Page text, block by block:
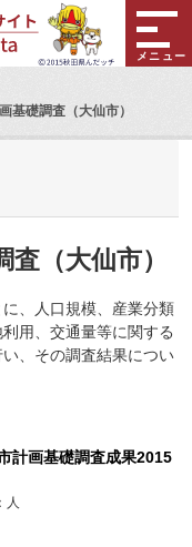
メニュー
基礎調査（大仙市）
査（大仙市）
、人口規模、産業分類
用、交通量等に関する
、その調査結果につい
計画基礎調査成果2015
人